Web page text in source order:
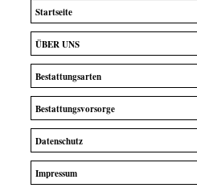
Startseite
ÜBER UNS
Bestattungsarten
Bestattungsvorsorge
Datenschutz
Impressum